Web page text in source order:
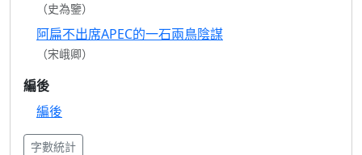
（史為鑒）
阿扁不出席APEC的一石兩鳥陰謀
（宋峨卿）
編後
編後
字數統計